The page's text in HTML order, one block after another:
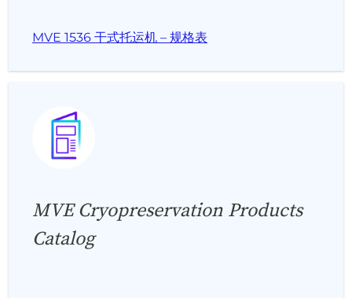
MVE 1536 干式托运机 – 规格表
MVE Cryopreservation Products
Catalog